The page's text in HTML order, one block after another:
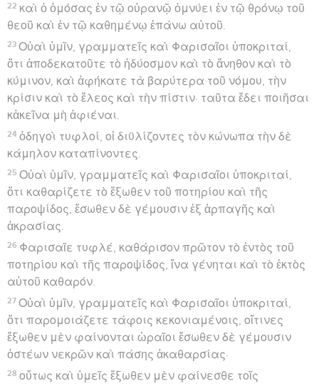
22 καὶ ὁ ὀμόσας ἐν τῷ οὐρανῷ ὀμνύει ἐν τῷ θρόνῳ τοῦ
θεοῦ καὶ ἐν τῷ καθημένῳ ἐπάνω αὐτοῦ.
23 Οὐαὶ ὑμῖν, γραμματεῖς καὶ Φαρισαῖοι ὑποκριταί,
ὅτι ἀποδεκατοῦτε τὸ ἡδύοσμον καὶ τὸ ἄνηθον καὶ τὸ
κύμινον, καὶ ἀφήκατε τὰ βαρύτερα τοῦ νόμου, τὴν
κρίσιν καὶ τὸ ἔλεος καὶ τὴν πίστιν· ταῦτα ἔδει ποιῆσαι
κἀκεῖνα μὴ ἀφιέναι.
24 ὁδηγοὶ τυφλοί, οἱ διϋλίζοντες τὸν κώνωπα τὴν δὲ
κάμηλον καταπίνοντες.
25 Οὐαὶ ὑμῖν, γραμματεῖς καὶ Φαρισαῖοι ὑποκριταί,
ὅτι καθαρίζετε τὸ ἔξωθεν τοῦ ποτηρίου καὶ τῆς
παροψίδος, ἔσωθεν δὲ γέμουσιν ἐξ ἁρπαγῆς καὶ
ἀκρασίας.
26 Φαρισαῖε τυφλέ, καθάρισον πρῶτον τὸ ἐντὸς τοῦ
ποτηρίου καὶ τῆς παροψίδος, ἵνα γένηται καὶ τὸ ἐκτὸς
αὐτοῦ καθαρόν.
27 Οὐαὶ ὑμῖν, γραμματεῖς καὶ Φαρισαῖοι ὑποκριταί,
ὅτι παρομοιάζετε τάφοις κεκονιαμένοις, οἵτινες
ἔξωθεν μὲν φαίνονται ὡραῖοι ἔσωθεν δὲ γέμουσιν
ὀστέων νεκρῶν καὶ πάσης ἀκαθαρσίας·
28 οὕτως καὶ ὑμεῖς ἔξωθεν μὲν φαίνεσθε τοῖς